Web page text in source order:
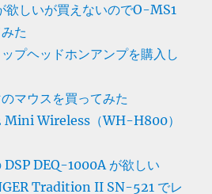
しいが買えないのでO-MS1
た
プヘッドホンアンプを購入し
マウスを買ってみた
Mini Wireless（WH-H800）
DSP DEQ-1000A が欲しい
Tradition II SN-521 でレ